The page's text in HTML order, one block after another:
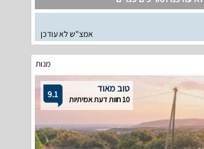
אמצ"ש לא עודכן
מנות
9.1 טוב מאוד
10 חוות דעת אמיתיות